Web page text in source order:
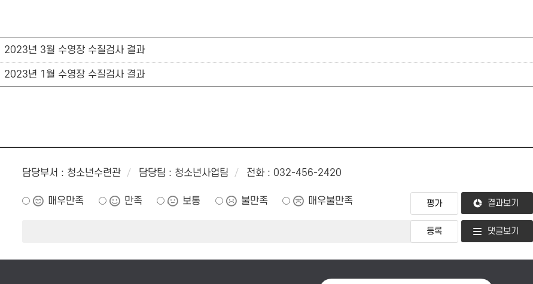
2023년 3월 수영장 수질검사 결과
2023년 1월 수영장 수질검사 결과
담당부서 : 청소년수련관 담당팀 : 청소년사업팀 전화 : 032-456-2420
매우만족 만족 보통 불만족 매우불만족 결과보기
댓글보기